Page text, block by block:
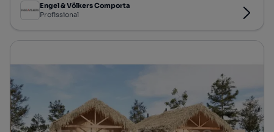
Engel & Völkers Comporta
Profissional